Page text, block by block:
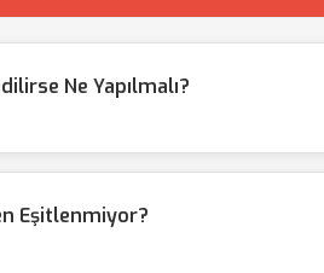
Ne Yapılmalı?
Eşitlenmiyor?